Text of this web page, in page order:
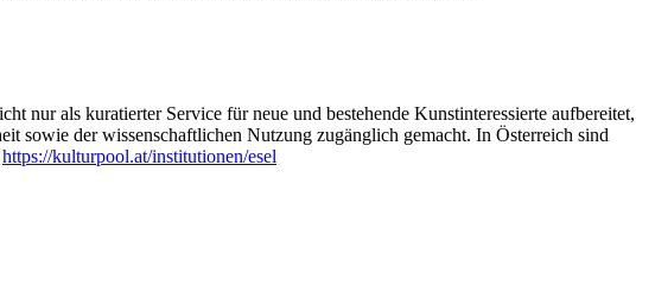
nur als kuratierter Service für neue und bestehende Kunstinteressierte aufbereitet,
sowie der wissenschaftlichen Nutzung zugänglich gemacht. In Österreich sind
https://kulturpool.at/institutionen/esel